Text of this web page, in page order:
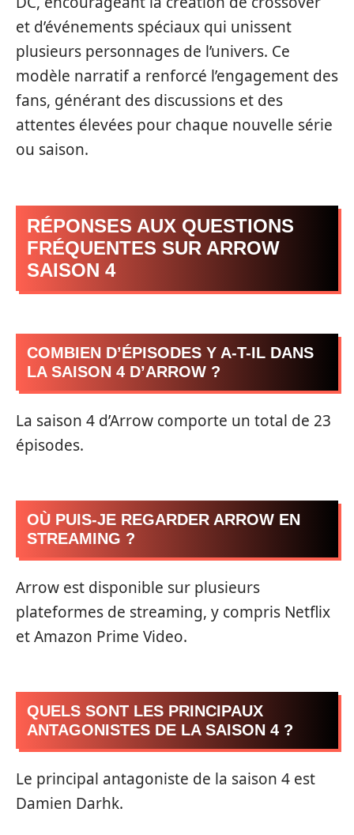
et d’événements spéciaux qui unissent
plusieurs personnages de l’univers. Ce
modèle narratif a renforcé l’engagement des
fans, générant des discussions et des
attentes élevées pour chaque nouvelle série
ou saison.
RÉPONSES AUX QUESTIONS
FRÉQUENTES SUR ARROW
SAISON 4
COMBIEN D’ÉPISODES Y A-T-IL DANS
LA SAISON 4 D’ARROW ?
La saison 4 d’Arrow comporte un total de 23
épisodes.
OÙ PUIS-JE REGARDER ARROW EN
STREAMING ?
Arrow est disponible sur plusieurs
plateformes de streaming, y compris Netflix
et Amazon Prime Video.
QUELS SONT LES PRINCIPAUX
ANTAGONISTES DE LA SAISON 4 ?
Le principal antagoniste de la saison 4 est
Damien Darhk.